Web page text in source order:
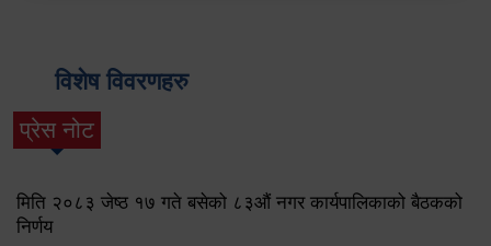
विशेष विवरणहरु
प्रेस नोट
मिति २०८३ जेष्ठ १७ गते बसेको ८३औं नगर कार्यपालिकाको बैठकको
निर्णय